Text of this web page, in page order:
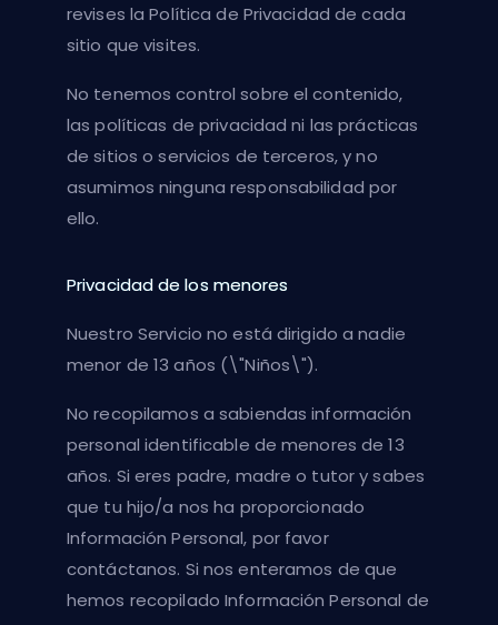
revises la Política de Privacidad de cada
sitio que visites.
No tenemos control sobre el contenido,
las políticas de privacidad ni las prácticas
de sitios o servicios de terceros, y no
asumimos ninguna responsabilidad por
ello.
Privacidad de los menores
Nuestro Servicio no está dirigido a nadie
menor de 13 años (\"Niños\").
No recopilamos a sabiendas información
personal identificable de menores de 13
años. Si eres padre, madre o tutor y sabes
que tu hijo/a nos ha proporcionado
Información Personal, por favor
contáctanos. Si nos enteramos de que
hemos recopilado Información Personal de